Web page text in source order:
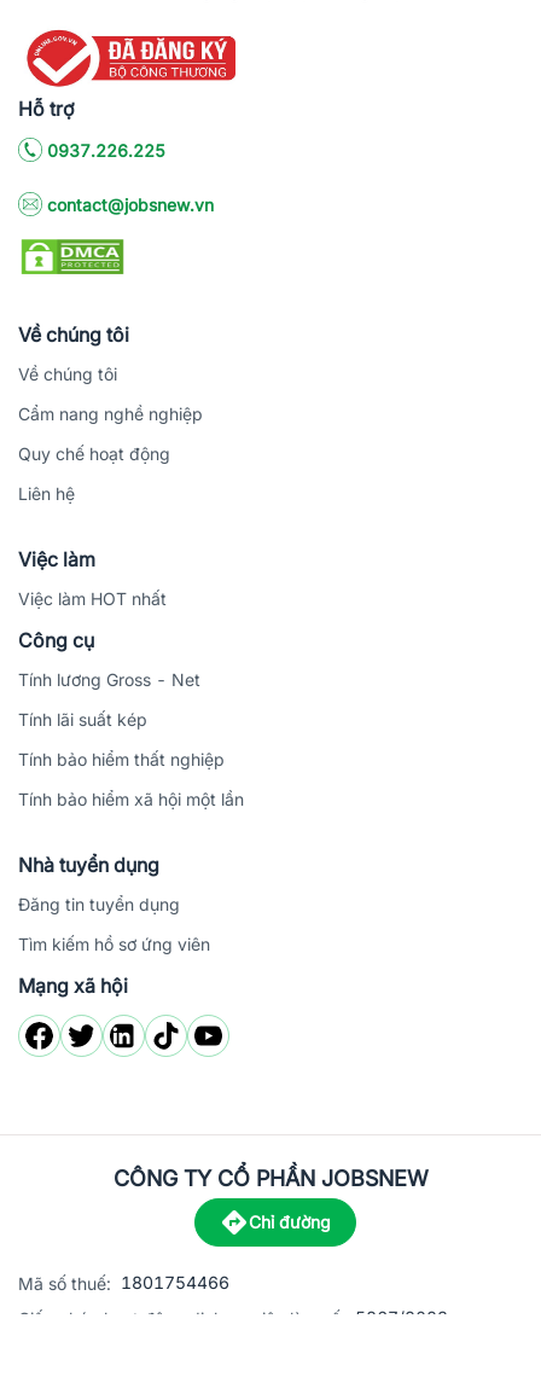
Hỗ trợ
0937.226.225
contact@jobsnew.vn
Về chúng tôi
Về chúng tôi
Cẩm nang nghề nghiệp
Quy chế hoạt động
Liên hệ
Việc làm
Việc làm HOT nhất
Công cụ
Tính lương Gross - Net
Tính lãi suất kép
Tính bảo hiểm thất nghiệp
Tính bảo hiểm xã hội một lần
Nhà tuyển dụng
Đăng tin tuyển dụng
Tìm kiếm hồ sơ ứng viên
Mạng xã hội
CÔNG TY CỔ PHẦN JOBSNEW
Chỉ đường
Mã số thuế: 1801754466
Giấy phép hoạt động dịch vụ việc làm số:
5867/2023